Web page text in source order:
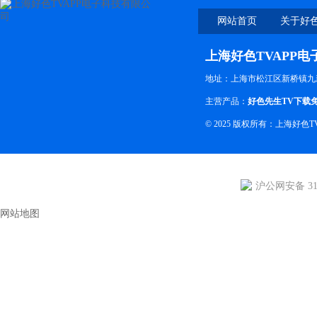
网站首页 关于好
上海好色TVAPP电
地址：上海市松江区新桥镇
主营产品： 好色先生TV下载
© 2025 版权所有：上海好色
沪公网安备
网站地图